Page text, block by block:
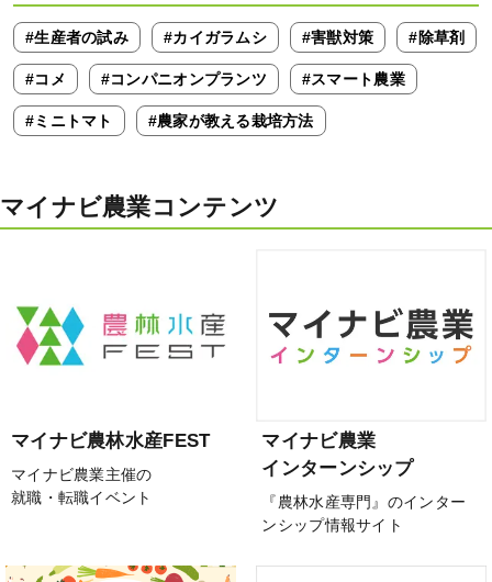
#生産者の試み #カイガラムシ #害獣対策 #除草剤
#コメ #コンパニオンプランツ #スマート農業
#ミニトマト #農家が教える栽培方法
マイナビ農業コンテンツ
マイナビ農林水産FEST
マイナビ農業主催の
就職・転職イベント
マイナビ農業
インターンシップ
『農林水産専門』のインター
ンシップ情報サイト